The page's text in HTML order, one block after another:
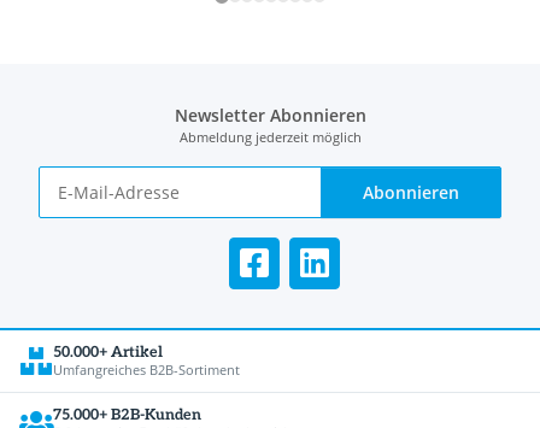
Newsletter Abonnieren
Abmeldung jederzeit möglich
Abonnieren
50.000+ Artikel
Umfangreiches B2B-Sortiment
75.000+ B2B-Kunden